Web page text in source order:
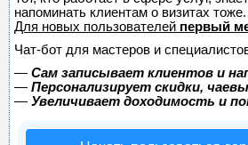
напоминать клиентам о визитах
Для новых пользователей первый
Чат-бот для мастеров и
— Сам записывает клиентов и
— Персонализирует скидки,
— Увеличивает доходимость и